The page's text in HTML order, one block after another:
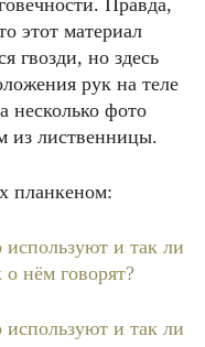
Правда,
этот материал
гвозди, но здесь
рук на теле
несколько фото
из лиственницы.
планкеном: